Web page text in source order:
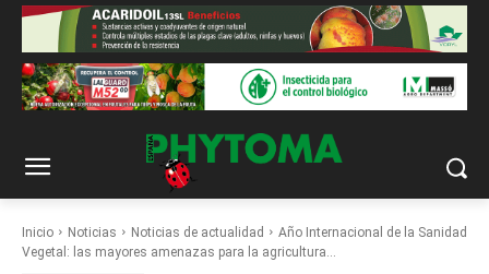
Inicio Noticias Noticias de actualidad
Año Internacional de la Sanidad
Vegetal: las mayores amenazas para la agricultura...